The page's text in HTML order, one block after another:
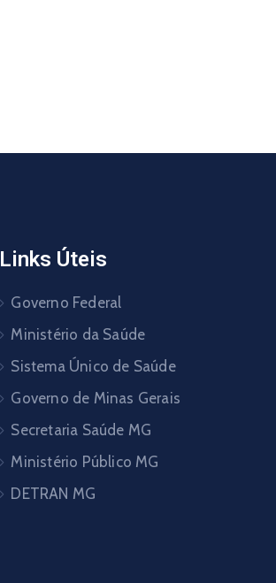
Links Úteis
Governo Federal
Ministério da Saúde
Sistema Único de Saúde
Governo de Minas Gerais
Secretaria Saúde MG
Ministério Público MG
DETRAN MG